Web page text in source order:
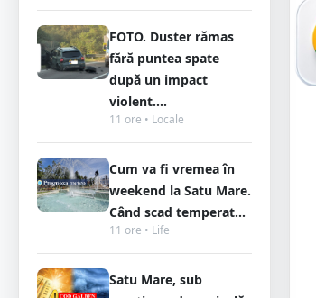
FOTO. Duster rămas
fără puntea spate
după un impact
violent....
11 ore • Locale
Cum va fi vremea în
weekend la Satu Mare.
Când scad temperat...
11 ore • Life
Satu Mare, sub